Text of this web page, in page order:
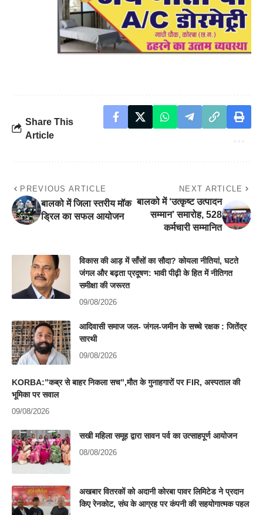
Share This
Article
PREVIOUS ARTICLE
बालको में जिला स्तरीय मॉक
ड्रिल का सफल आयोजन
NEXT ARTICLE
बालको में ‘उत्कृष्ट उत्पादन
सम्मान’ समारोह, 528
कर्मचारी सम्मानित
विकास की आड़ में साँसों का सौदा? कोयला नीतियां, घटते
जंगल और बढ़ता प्रदूषण: भावी पीढ़ी के हित में नीतिगत
समीक्षा की जरूरत
09/08/2026
आदिवासी समाज जल- जंगल-जमीन के सच्चे रक्षक : जितेंद्र
सारथी
09/08/2026
KORBA:”कब्र से बाहर निकला सच”,मौत के गुनाहगारों पर FIR, अस्पताल की
भूमिका पर सवाल
09/08/2026
सखी महिला समूह द्वारा सावन पर्व का उत्साहपूर्ण आयोजन
08/08/2026
अखबार वितरकों को अदानी कोरबा पावर लिमिटेड ने प्रदान
किए रेनकोट, संघ के आग्रह पर कंपनी की सहयोगात्मक पहल